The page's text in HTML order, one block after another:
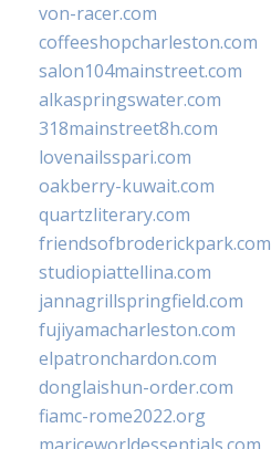
von-racer.com
coffeeshopcharleston.com
salon104mainstreet.com
alkaspringswater.com
318mainstreet8h.com
lovenailsspari.com
oakberry-kuwait.com
quartzliterary.com
friendsofbroderickpark.com
studiopiattellina.com
jannagrillspringfield.com
fujiyamacharleston.com
elpatronchardon.com
donglaishun-order.com
fiamc-rome2022.org